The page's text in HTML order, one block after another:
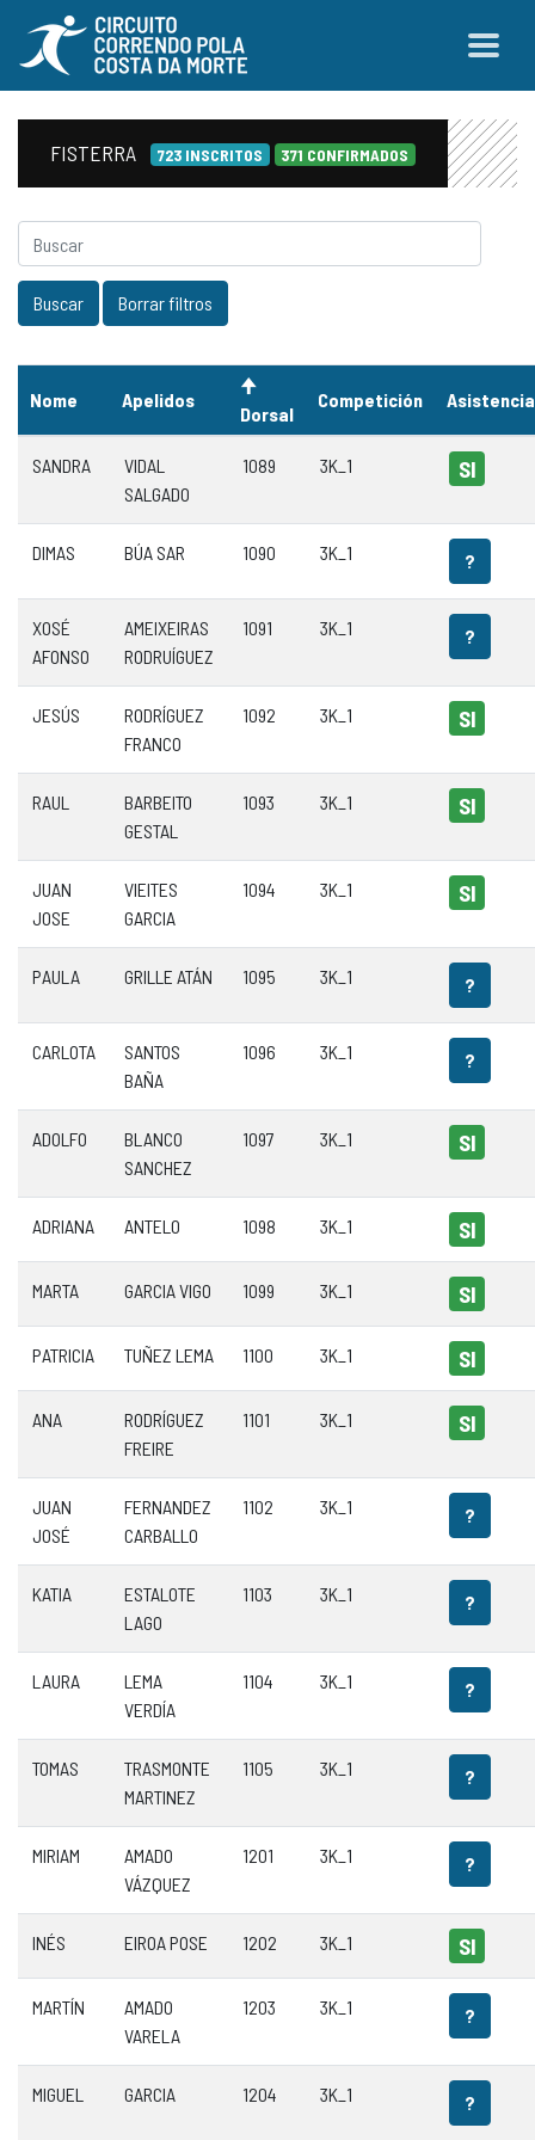
FISTERRA 723 INSCRITOS 371 CONFIRMADOS
Nome Apelidos
Dorsal
Competición Asistencia
SANDRA
VIDAL
SALGADO
1089 3K_1 SI
DIMAS BÚA SAR 1090 3K_1 ?
XOSÉ
AFONSO
AMEIXEIRAS
RODRUÍGUEZ
1091 3K_1 ?
JESÚS
RODRÍGUEZ
FRANCO
1092 3K_1 SI
RAUL
BARBEITO
GESTAL
1093 3K_1 SI
JUAN
JOSE
VIEITES
GARCIA
1094 3K_1 SI
PAULA GRILLE ATÁN 1095 3K_1 ?
CARLOTA
SANTOS
BAÑA
1096 3K_1 ?
ADOLFO
BLANCO
SANCHEZ
1097 3K_1 SI
ADRIANA ANTELO 1098 3K_1 SI
MARTA GARCIA VIGO 1099 3K_1 SI
PATRICIA TUÑEZ LEMA 1100 3K_1 SI
ANA
RODRÍGUEZ
FREIRE
1101 3K_1 SI
JUAN
JOSÉ
FERNANDEZ
CARBALLO
1102 3K_1 ?
KATIA
ESTALOTE
LAGO
1103 3K_1 ?
LAURA
LEMA
VERDÍA
1104 3K_1 ?
TOMAS
TRASMONTE
MARTINEZ
1105 3K_1 ?
MIRIAM
AMADO
VÁZQUEZ
1201 3K_1 ?
INÉS EIROA POSE 1202 3K_1 SI
MARTÍN
AMADO
VARELA
1203 3K_1 ?
MIGUEL GARCIA 1204 3K_1 ?